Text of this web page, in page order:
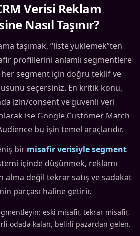
Verisi Reklam
Nasıl Taşınır?
taşımak, “liste yüklemek”ten
profillerini anlamlı segmentlere
segment için doğru teklif ve
seçersiniz. En kritik konu,
izin/consent ve güvenli veri
ise Google Customer Match
bu işin temel araçlarıdır.
bir misafir verisiyle segment
içinde düşünmek, reklamı
alma değil tekrar satış ve sadakat
parçası haline getirir.
eski misafir, tekrar misafir,
odada kalan, belirli pazardan gelen.